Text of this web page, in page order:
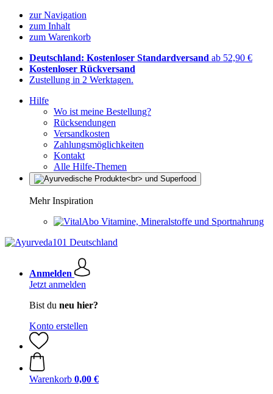
zur Navigation
zum Inhalt
zum Warenkorb
Deutschland: Kostenloser Standardversand ab 52,90 €
Kostenloser Rückversand
Zustellung in 2 Werktagen.
Hilfe
Wo ist meine Bestellung?
Rücksendungen
Versandkosten
Zahlungsmöglichkeiten
Kontakt
Alle Hilfe-Themen
Mehr Inspiration
Vitamine, Mineralstoffe und Sportnahrung
Anmelden
Jetzt anmelden
Bist du neu hier?
Konto erstellen
Warenkorb 0,00 €